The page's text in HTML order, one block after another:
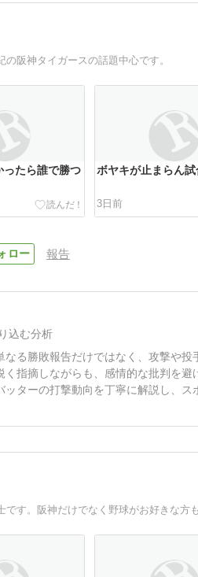
阪神タイガースの話題中心です。
ったら誰で勝つ
ボヤキが止まらん試
3日前
報告
込む分析
る勝敗報告だけではなく、攻撃や
指摘しながらも、感情的な批判を
ターの打撃動向を丁寧に解説し、ス
す。阪神だけでなく野球がお好きな方